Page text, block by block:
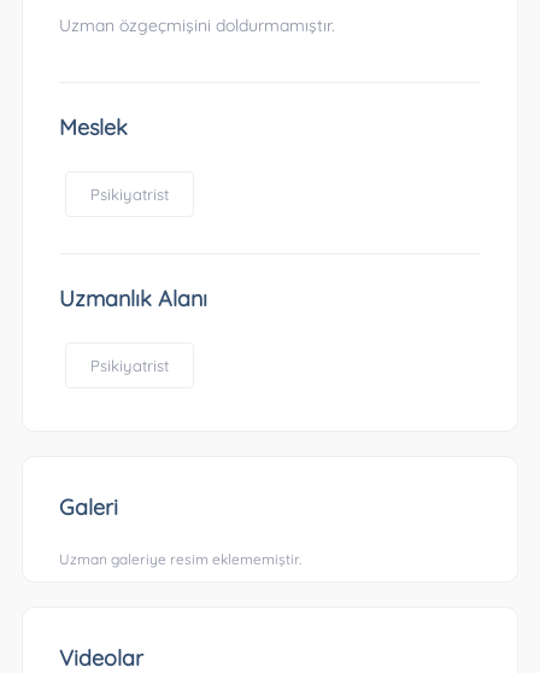
Uzman özgeçmişini doldurmamıştır.
Meslek
Psikiyatrist
Uzmanlık Alanı
Psikiyatrist
Galeri
Uzman galeriye resim eklememiştir.
Videolar